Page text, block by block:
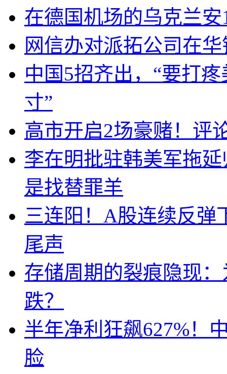
在德国机场的乌克兰
网信办对派拓公司在
中国5招齐出，“要打
寸”
高市开启2场豪赌！评
李在明批驻韩美军拖
是找替罪羊
三连阳！A股连续反弹
尾声
存储周期的裂痕隐现
跌？
半年净利狂飙627%！
脸